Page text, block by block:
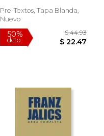
50%
dcto.
Pre-Textos, Tapa Blanda,
Nuevo